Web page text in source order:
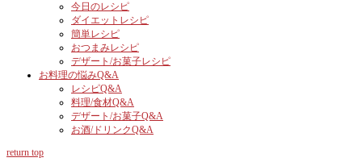
今日のレシピ
ダイエットレシピ
簡単レシピ
おつまみレシピ
デザート/お菓子レシピ
お料理の悩みQ&A
レシピQ&A
料理/食材Q&A
デザート/お菓子Q&A
お酒/ドリンクQ&A
return top